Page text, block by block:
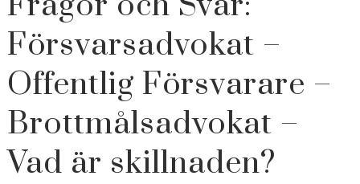
Försvarsadvokat –
Offentlig Försvarare –
Brottmålsadvokat –
Vad är skillnaden?